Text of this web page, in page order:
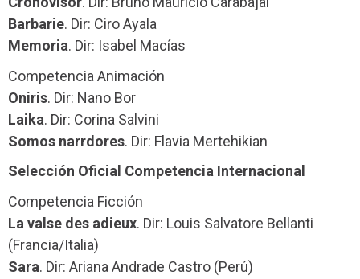
Barbarie. Dir: Ciro Ayala
Memoria. Dir: Isabel Macías
Competencia Animación
Oniris. Dir: Nano Bor
Laika. Dir: Corina Salvini
Somos narrdores. Dir: Flavia Mertehikian
Selección Oficial Competencia Internacional
Competencia Ficción
La valse des adieux. Dir: Louis Salvatore Bellanti
(Francia/Italia)
Sara. Dir: Ariana Andrade Castro (Perú)